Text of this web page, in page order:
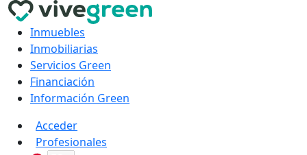
Inmuebles
Inmobiliarias
Servicios Green
Financiación
Información Green
Acceder
Profesionales